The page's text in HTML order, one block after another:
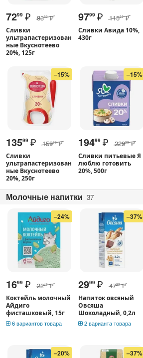
7299 ₽ 8399 ₽
Сливки
ультрапастеризован
ные Вкуснотеево
20%, 125г
9799 ₽ 11599 ₽
Сливки Авида 10%,
430г
–15%
13599 ₽ 15999 ₽
Сливки
ультрапастеризован
ные Вкуснотеево
20%, 250г
–15%
19499 ₽ 22999 ₽
Сливки питьевые Я
люблю готовить
20%, 500г
Молочные напитки 37
–24%
1699 ₽ 2249 ₽
Коктейль молочный
Айдиго
фисташковый, 15г
6 вариантов товара
–37%
2999 ₽ 4799 ₽
Напиток овсяный
Овсяша
Шоколадный, 0,2л
2 варианта товара
–20% –37%